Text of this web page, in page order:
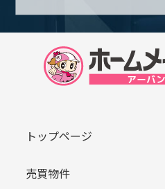
トップページ
売買物件